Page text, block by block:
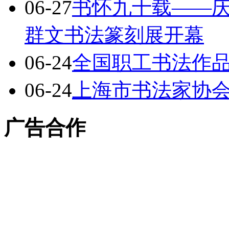
06-27书怀九十载——庆
群文书法篆刻展开幕
06-24全国职工书法作
06-24 上海市书法家协
广告合作